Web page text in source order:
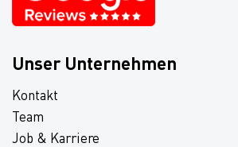
Unser Unternehmen
Kontakt
Team
Job & Karriere